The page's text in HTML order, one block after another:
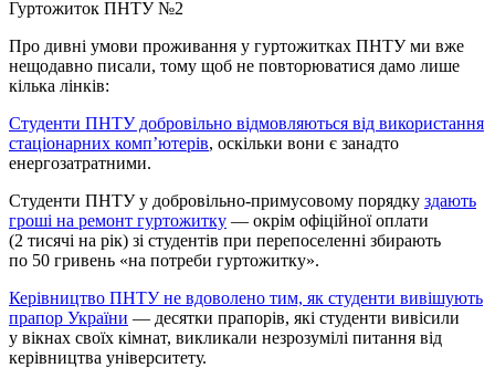
Гуртожиток ПНТУ №2
Про дивні умови проживання у гуртожитках ПНТУ ми вже
нещодавно писали, тому щоб не повторюватися дамо лише
кілька лінків:
Студенти ПНТУ добровільно відмовляються від використання
стаціонарних комп’ютерів, оскільки вони є занадто
енергозатратними.
Студенти ПНТУ у добровільно-примусовому порядку здають
гроші на ремонт гуртожитку — окрім офіційної оплати
(2 тисячі на рік) зі студентів при перепоселенні збирають
по 50 гривень «на потреби гуртожитку».
Керівництво ПНТУ не вдоволено тим, як студенти вивішують
прапор України — десятки прапорів, які студенти вивісили
у вікнах своїх кімнат, викликали незрозумілі питання від
керівництва університету.